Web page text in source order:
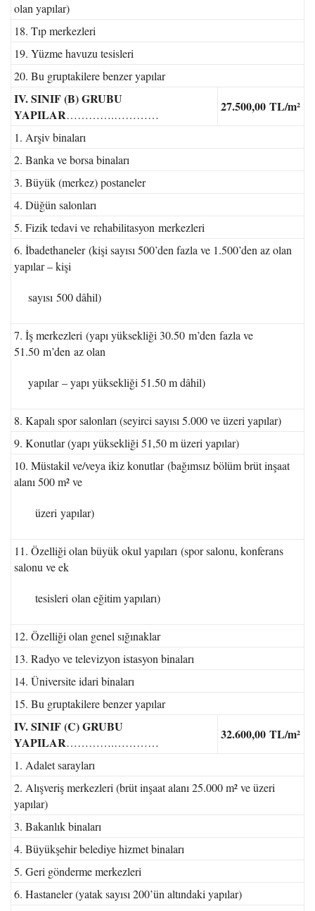
olan yapılar)
18. Tıp merkezleri
19. Yüzme havuzu tesisleri
20. Bu gruptakilere benzer yapılar
IV. SINIF (B) GRUBU
YAPILAR………….…………
27.500,00 TL/m²
1. Arşiv binaları
2. Banka ve borsa binaları
3. Büyük (merkez) postaneler
4. Düğün salonları
5. Fizik tedavi ve rehabilitasyon merkezleri
6. İbadethaneler (kişi sayısı 500’den fazla ve 1.500’den az olan
yapılar – kişi
sayısı 500 dâhil)
7. İş merkezleri (yapı yüksekliği 30.50 m’den fazla ve
51.50 m’den az olan
yapılar – yapı yüksekliği 51.50 m dâhil)
8. Kapalı spor salonları (seyirci sayısı 5.000 ve üzeri yapılar)
9. Konutlar (yapı yüksekliği 51,50 m üzeri yapılar)
10. Müstakil ve/veya ikiz konutlar (bağımsız bölüm brüt inşaat
alanı 500 m² ve
üzeri yapılar)
11. Özelliği olan büyük okul yapıları (spor salonu, konferans
salonu ve ek
tesisleri olan eğitim yapıları)
12. Özelliği olan genel sığınaklar
13. Radyo ve televizyon istasyon binaları
14. Üniversite idari binaları
15. Bu gruptakilere benzer yapılar
IV. SINIF (C) GRUBU
YAPILAR………….…………
32.600,00 TL/m²
1. Adalet sarayları
2. Alışveriş merkezleri (brüt inşaat alanı 25.000 m² ve üzeri
yapılar)
3. Bakanlık binaları
4. Büyükşehir belediye hizmet binaları
5. Geri gönderme merkezleri
6. Hastaneler (yatak sayısı 200’ün altındaki yapılar)